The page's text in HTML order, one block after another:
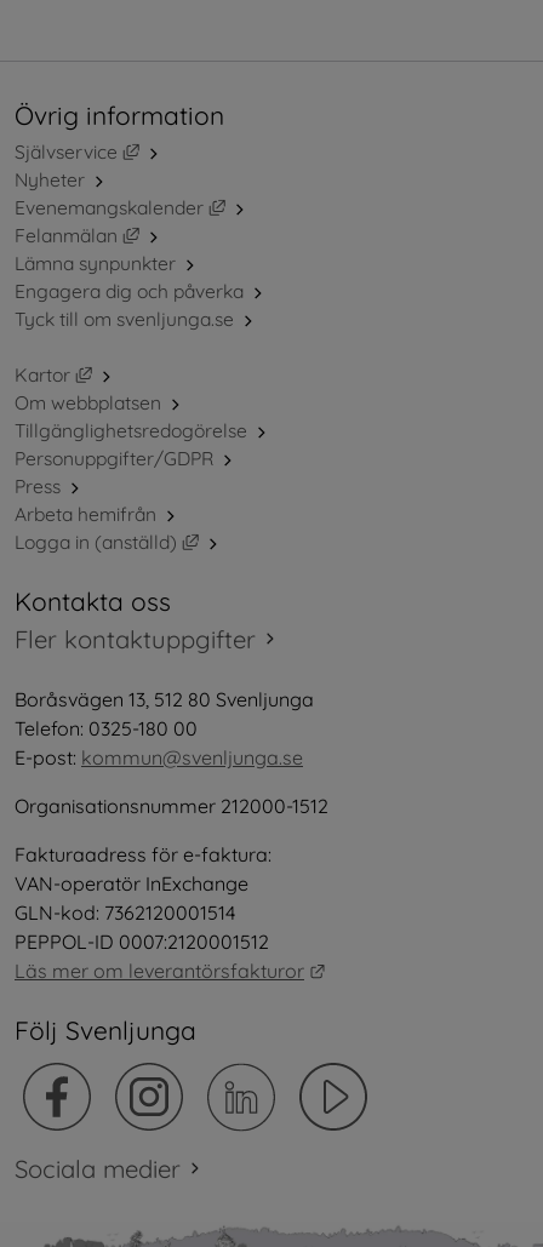
Övrig information
Självservice
Länk till annan webbplats, öppnas i nytt fönster.
Nyheter
Evenemangskalender
Länk till annan webbplats, öppnas i
Felanmälan
Länk till annan webbplats, öppnas i nytt fönster.
Lämna synpunkter
Engagera dig och påverka
Tyck till om svenljunga.se
Kartor
Länk till annan webbplats, öppnas i nytt fönster.
Om webbplatsen
Tillgänglighetsredogörelse
Personuppgifter/GDPR
Press
Arbeta hemifrån
Logga in (anställd)
Länk till annan webbplats, öppnas i nytt
Kontakta oss
Fler kontaktuppgifter
Boråsvägen 13, 512 80 Svenljunga
Telefon: 0325-180 00
E-post: kommun@svenljunga.se
Organisationsnummer 212000-1512
Fakturaadress för e-faktura:
VAN-operatör InExchange
GLN-kod: 7362120001514
PEPPOL-ID 0007:2120001512
Läs mer om leverantörsfakturor
Följ Svenljunga
Sociala medier